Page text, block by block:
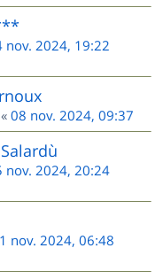
nov. 2024, 19:22
« 08 nov. 2024, 09:37
nov. 2024, 20:24
nov. 2024, 06:48